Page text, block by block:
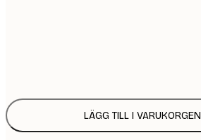
LÄGG TILL I VARUKORGEN